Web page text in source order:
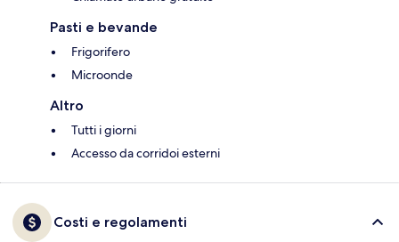
Pasti e bevande
Frigorifero
Microonde
Altro
Tutti i giorni
Accesso da corridoi esterni
Costi e regolamenti